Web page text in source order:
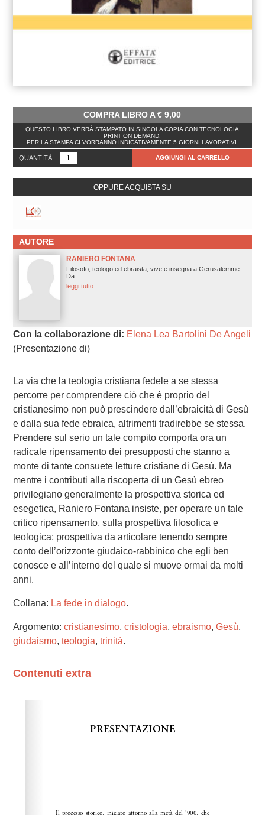
COMPRA LIBRO A€ 9,00
QUESTO LIBRO VERRÀ STAMPATO IN SINGOLA COPIA CON TECNOLOGIA
PRINT ON DEMAND.
PER LA STAMPA CI VORRANNO INDICATIVAMENTE 5 GIORNI LAVORATIVI.
QUANTITÀ AGGIUNGI AL CARRELLO
OPPURE ACQUISTA SU
AUTORE
RANIERO FONTANA
Filosofo, teologo ed ebraista, vive e insegna a Gerusalemme.
Da...
leggi tutto.
Con la collaborazione di: Elena Lea Bartolini De Angeli
(Presentazione di)
La via che la teologia cristiana fedele a se stessa
percorre per comprendere ciò che è proprio del
cristianesimo non può prescindere dall’ebraicità di Gesù
e dalla sua fede ebraica, altrimenti tradirebbe se stessa.
Prendere sul serio un tale compito comporta ora un
radicale ripensamento dei presupposti che stanno a
monte di tante consuete letture cristiane di Gesù. Ma
mentre i contributi alla riscoperta di un Gesù ebreo
privilegiano generalmente la prospettiva storica ed
esegetica, Raniero Fontana insiste, per operare un tale
critico ripensamento, sulla prospettiva filosofica e
teologica; prospettiva da articolare tenendo sempre
conto dell’orizzonte giudaico-rabbinico che egli ben
conosce e all’interno del quale si muove ormai da molti
anni.
Collana: La fede in dialogo.
Argomento: cristianesimo, cristologia, ebraismo, Gesù,
giudaismo, teologia, trinità.
Contenuti extra
documentation.